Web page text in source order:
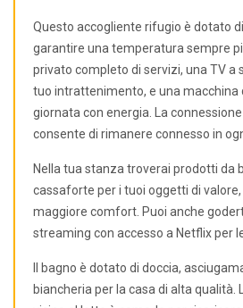
Questo accogliente rifugio è dotato
garantire una temperatura sempre
privato completo di servizi, una TV a
tuo intrattenimento, e una macchina
giornata con energia. La
consente di rimanere connesso in
Nella tua stanza troverai prodotti da
cassaforte per i tuoi oggetti di
maggiore comfort. Puoi anche
streaming con accesso a Netflix per
Il bagno è dotato di doccia,
biancheria per la casa di alta qualità.